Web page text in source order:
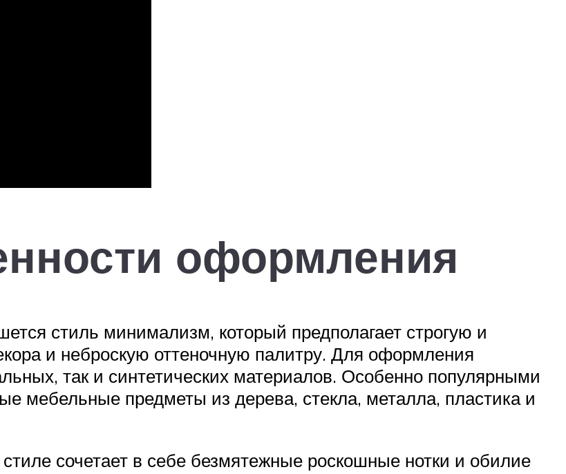
оформления
стиль минимализм, который предполагает строгую и
и неброскую оттеночную палитру. Для оформления
так и синтетических материалов. Особенно популярными
мебельные предметы из дерева, стекла, металла, пластика и
сочетает в себе безмятежные роскошные нотки и обилие